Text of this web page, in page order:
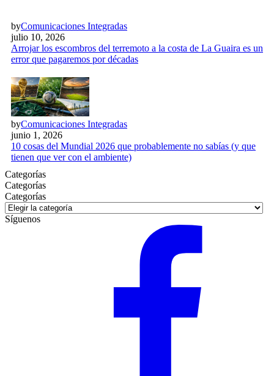
byComunicaciones Integradas
julio 10, 2026
Arrojar los escombros del terremoto a la costa de La Guaira es un
error que pagaremos por décadas
byComunicaciones Integradas
junio 1, 2026
10 cosas del Mundial 2026 que probablemente no sabías (y que
tienen que ver con el ambiente)
Categorías
Categorías
Categorías
Síguenos